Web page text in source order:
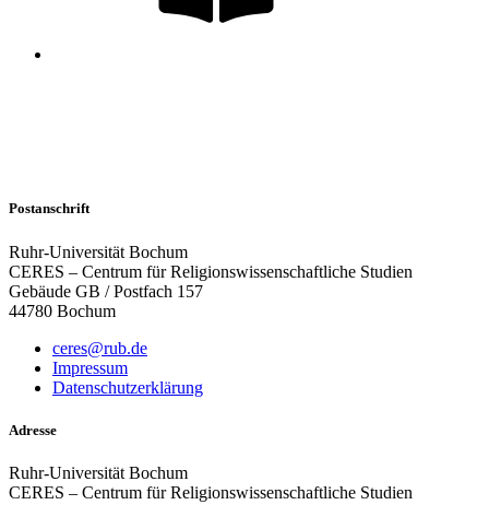
Postanschrift
Ruhr-Universität Bochum
CERES – Centrum für Religionswissenschaftliche Studien
Gebäude GB / Postfach 157
44780 Bochum
ceres@rub.de
Impressum
Datenschutzerklärung
Adresse
Ruhr-Universität Bochum
CERES – Centrum für Religionswissenschaftliche Studien